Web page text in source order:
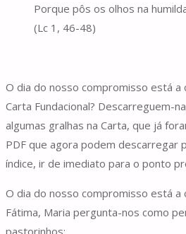
Porque pôs os olhos na
(Lc 1, 46-48)
O dia do nosso compromisso está a
Carta Fundacional? Descarreguem-
algumas gralhas na Carta, que já
PDF que agora podem descarregar
índice, ir de imediato para o ponto
O dia do nosso compromisso está a
Fátima, Maria pergunta-nos como
pastorinhos: